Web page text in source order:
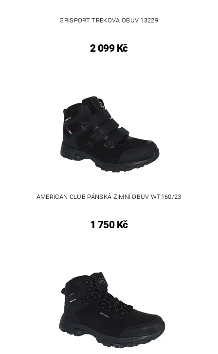
GRISPORT TREKOVÁ OBUV 13229
2 099 Kč
AMERICAN CLUB PÁNSKÁ ZIMNÍ OBUV WT160/23
1 750 Kč